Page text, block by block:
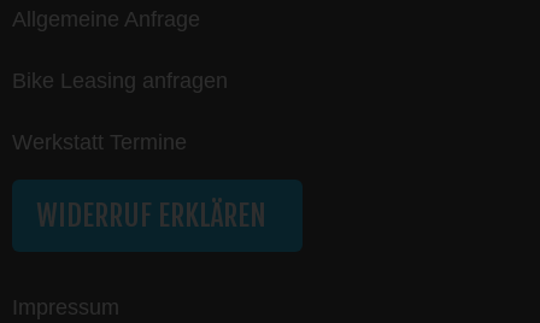
Allgemeine Anfrage
Bike Leasing anfragen
Werkstatt Termine
WIDERRUF ERKLÄREN
Impressum